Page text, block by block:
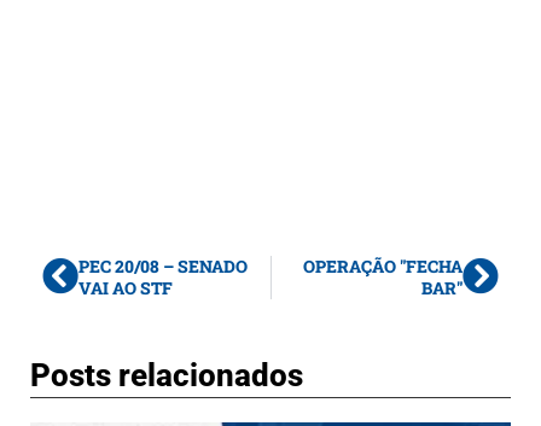
PEC 20/08 – SENADO
VAI AO STF
OPERAÇÃO "FECHA
BAR"
Posts relacionados